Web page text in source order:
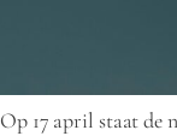
Op 17 april staat de